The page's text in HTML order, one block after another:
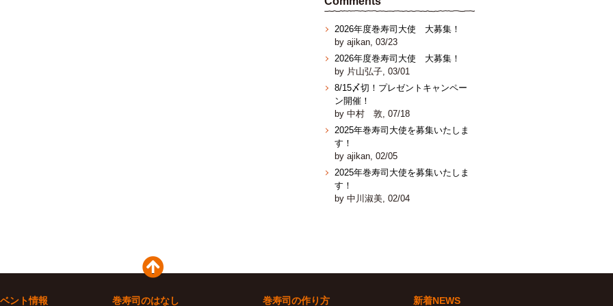
2026年度巻寿司大使 大募集！
by ajikan, 03/23
2026年度巻寿司大使 大募集！
by 片山弘子, 03/01
8/15〆切！プレゼントキャンペー
ン開催！
by 中村 敦, 07/18
2025年巻寿司大使を募集いたしま
す！
by ajikan, 02/05
2025年巻寿司大使を募集いたしま
す！
by 中川淑美, 02/04
ント情報 巻寿司のはなし 巻寿司の作り方 新着NEWS